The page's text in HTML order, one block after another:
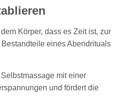
Körper, dass es Zeit ist, zur
eines Abendrituals
mit einer
und fördert die